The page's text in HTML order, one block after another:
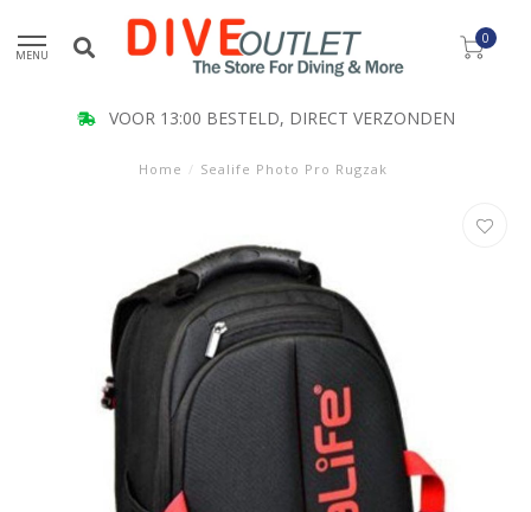
MENU
0
VOOR 13:00 BESTELD, DIRECT VERZONDEN
Home / Sealife Photo Pro Rugzak